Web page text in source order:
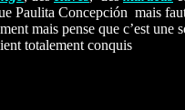
Paulita Concepción mais
mais pense que c’est
totalement conquis